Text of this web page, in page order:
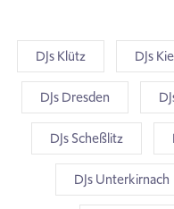
DJs Klütz DJs
DJs Dresden
DJs Scheßlitz
DJs Unterkirnach